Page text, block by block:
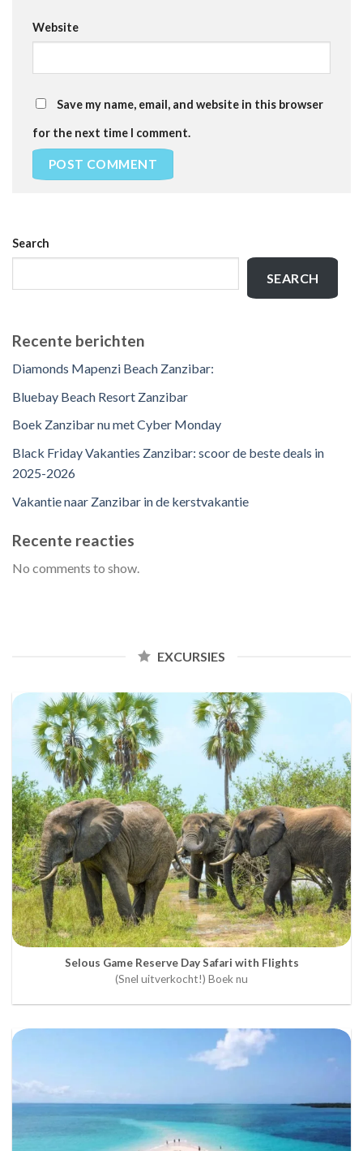
Website
Save my name, email, and website in this browser
for the next time I comment.
Search
SEARCH
Recente berichten
Diamonds Mapenzi Beach Zanzibar:
Bluebay Beach Resort Zanzibar
Boek Zanzibar nu met Cyber Monday
Black Friday Vakanties Zanzibar: scoor de beste deals in
2025-2026
Vakantie naar Zanzibar in de kerstvakantie
Recente reacties
No comments to show.
EXCURSIES
Selous Game Reserve Day Safari with Flights
(Snel uitverkocht!) Boek nu